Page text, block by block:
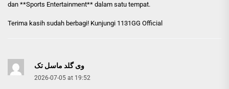
dan **Sports Entertainment** dalam satu tempat.
Terima kasih sudah berbagi! Kunjungi 1131GG Official
وی گلد ماسل تک
2026-07-05 at 19:52